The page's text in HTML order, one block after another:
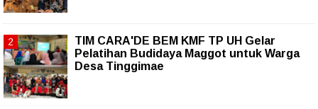
TIM CARA'DE BEM KMF TP UH Gelar
Pelatihan Budidaya Maggot untuk Warga
Desa Tinggimae